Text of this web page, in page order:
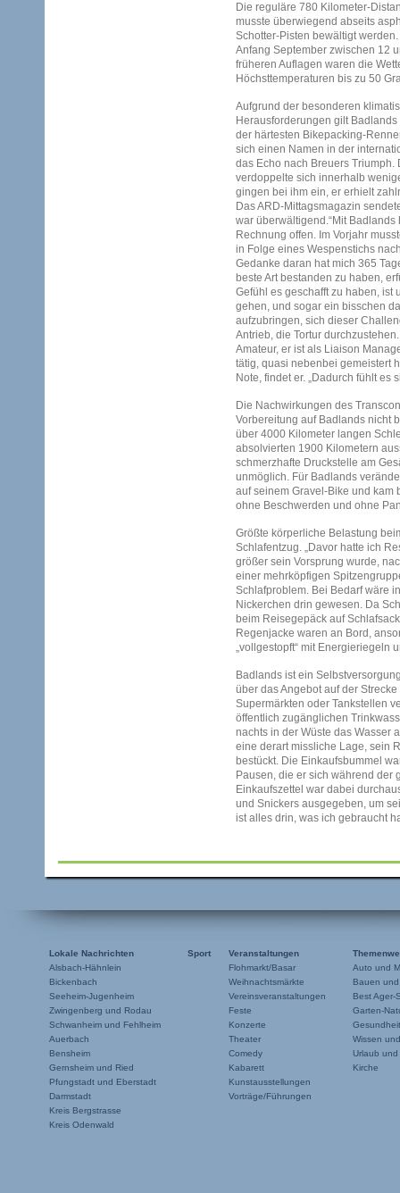
Die reguläre 780 Kilometer-
musste überwiegend abseits
Schotter-Pisten bewältigt
Anfang September zwischen 12
früheren Auflagen waren die
Höchsttemperaturen bis zu 50
Aufgrund der besonderen
Herausforderungen gilt
der härtesten Bikepacking-
sich einen Namen in der
das Echo nach Breuers
verdoppelte sich innerhalb
gingen bei ihm ein, er erhielt
Das ARD-Mittagsmagazin
war überwältigend.“Mit
Rechnung offen. Im Vorjahr
in Folge eines Wespenstichs
Gedanke daran hat mich 365
beste Art bestanden zu haben,
Gefühl es geschafft zu haben, ist
gehen, und sogar ein bisschen
aufzubringen, sich dieser
Antrieb, die Tortur
Amateur, er ist als Liaison
tätig, quasi nebenbei gemeistert
Note, findet er. „Dadurch fühlt es
Die Nachwirkungen des
Vorbereitung auf Badlands nicht
über 4000 Kilometer langen
absolvierten 1900 Kilometern
schmerzhafte Druckstelle am
unmöglich. Für Badlands
auf seinem Gravel-Bike und
ohne Beschwerden und ohne
Größte körperliche Belastung
Schlafentzug. „Davor hatte ich
größer sein Vorsprung wurde,
einer mehrköpfigen
Schlafproblem. Bei Bedarf wäre
Nickerchen drin gewesen. Da
beim Reisegepäck auf
Regenjacke waren an Bord,
„vollgestopft“ mit Energieriegeln
Badlands ist ein
über das Angebot auf der
Supermärkten oder Tankstellen
öffentlich zugänglichen
nachts in der Wüste das Wasser
eine derart missliche Lage, sein
bestückt. Die Einkaufsbummel
Pausen, die er sich während der
Einkaufszettel war dabei
und Snickers ausgegeben, um
ist alles drin, was ich gebraucht
Lokale Nachrichten
Alsbach-Hähnlein
Bickenbach
Seeheim-Jugenheim
Zwingenberg und Rodau
Schwanheim und Fehlheim
Auerbach
Bensheim
Gernsheim und Ried
Pfungstadt und Eberstadt
Darmstadt
Kreis Bergstrasse
Kreis Odenwald
Sport
Veranstaltungen
Flohmarkt/Basar
Weihnachtsmärkte
Vereinsveranstaltungen
Feste
Konzerte
Theater
Comedy
Kabarett
Kunstausstellungen
Vorträge/Führungen
Auto und
Bauen
Best Ager-
Garten-
Wissen
Urlaub und
Kirche